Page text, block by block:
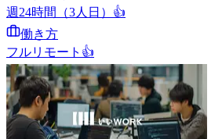
週24時間（3人日） 👍
働き方
フルリモート 👍